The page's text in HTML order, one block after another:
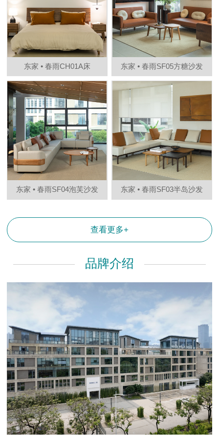
东家 • 春雨CH01A床 东家 • 春雨SF05方糖沙发
东家 • 春雨SF04泡芙沙发 东家 • 春雨SF03半岛沙发
查看更多+
品牌介绍